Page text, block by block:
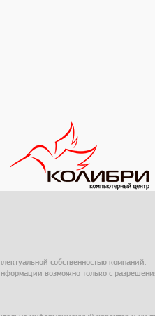
собственностью компаний.
возможно только с